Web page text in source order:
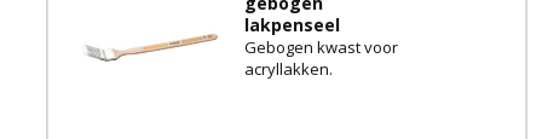
lakpenseel
Gebogen kwast voor
acryllakken.